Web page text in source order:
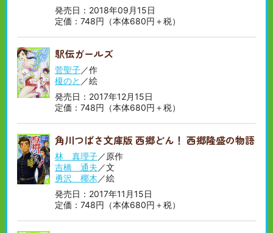
発売日：2018年09月15日
定価：748円（本体680円＋税）
駅伝ガールズ
菅聖子／作
榎のと ／絵
発売日：2017年12月15日
定価：748円（本体680円＋税）
角川つばさ文庫版 西郷どん！ 西郷隆盛の物語
林 真理子／原作
吉橋 通夫 ／文
勇沢 椰木 ／絵
発売日：2017年11月15日
定価：748円（本体680円＋税）